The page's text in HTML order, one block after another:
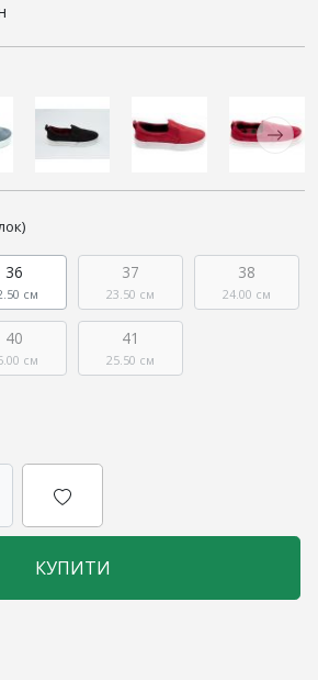
36
см
37
23.50 см
38
24.00 см
40
см
41
25.50 см
КУПИТИ